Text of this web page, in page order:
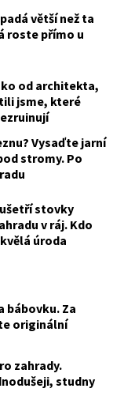
větší než ta
roste přímo u
od architekta,
jsme, které
Vysaďte jarní
stromy. Po
stovky
v ráj. Kdo
úroda
bábovku. Za
originální
zahrady.
studny